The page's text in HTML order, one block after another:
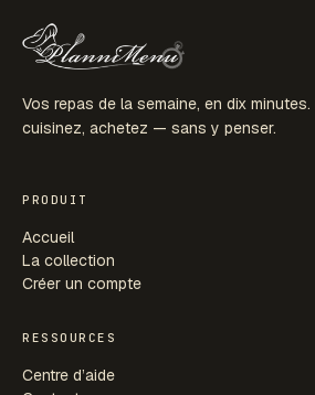
Vos repas de la semaine, en dix minutes.
cuisinez, achetez — sans y penser.
PRODUIT
Accueil
La collection
Créer un compte
RESSOURCES
Centre d’aide